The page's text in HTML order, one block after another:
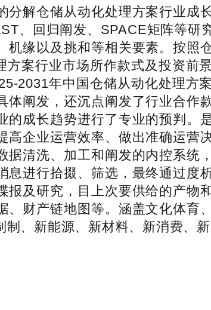
解仓储从动化处理方案行业成
、回归阐发、SPACE矩阵等研
缘以及挑和等相关要素。按照
案行业市场所作款式及投资前
2031年中国仓储从动化处理方
阐发，还沉点阐发了行业合作
成长趋势进行了专业的预判。
企业运营效率、做出准确运营
清洗、加工和阐发的内控系统
进行拾掇、筛选，最终通过度
及研究，目上次要供给的产物
财产链地图等。涵盖文化体育
、新能源、新材料、新消费、新